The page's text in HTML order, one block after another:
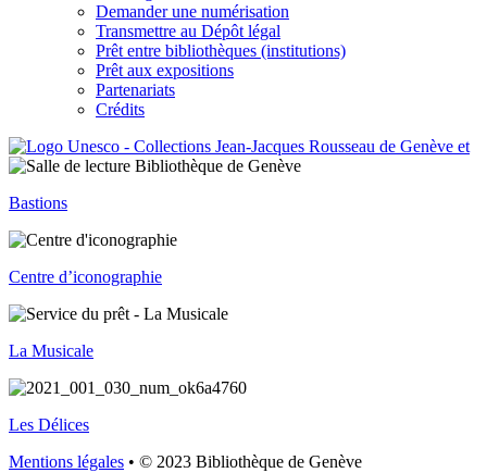
Demander une numérisation
Transmettre au Dépôt légal
Prêt entre bibliothèques (institutions)
Prêt aux expositions
Partenariats
Crédits
Bastions
Centre d’iconographie
La Musicale
Les Délices
Mentions légales • © 2023 Bibliothèque de Genève